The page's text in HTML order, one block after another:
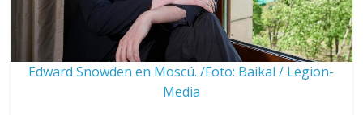
Edward Snowden en Moscú. /Foto: Baikal / Legion-
Media